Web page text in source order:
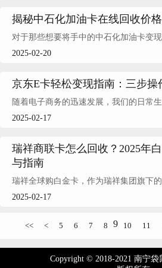
揭秘中石化加油卡在线回收价
对于那些想要将手中的中石化加油卡变
2025-02-20
京东E卡轻松变现指南：三步
随着电子商务的迅速发展，我们的日常
2025-02-17
瑞祥商联卡怎么回收？2025年
与指南
瑞祥全球购白金卡，作为瑞祥集团旗下
2025-02-17
<< < 5 6 7 8 9 10 11
Copyright © 2018-2021 南宁袋